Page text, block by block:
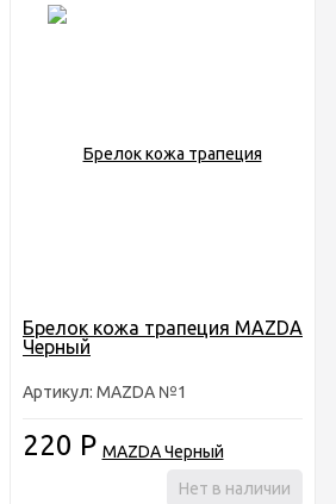
Брелок кожа трапеция MAZDA
Черный
Артикул: MAZDA №1
220 Р
Нет в наличии